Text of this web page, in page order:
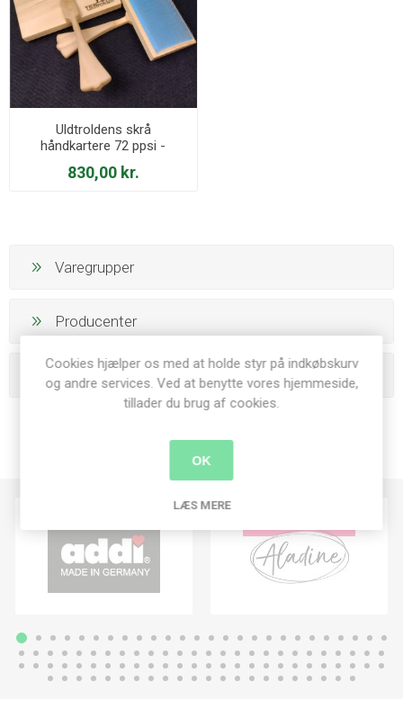
Uldtroldens skrå
håndkartere 72 ppsi -
Ergonomisk med nedfældet
karteklæde
830,00 kr.
Varegrupper
Producenter
Populære tags
Cookies hjælper os med at holde styr på indkøbskurv
og andre services. Ved at benytte vores hjemmeside,
tillader du brug af cookies.
OK
LÆS MERE